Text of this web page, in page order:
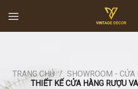
content
TRANG CHỦ / SHOWROOM - CỬA
THIẾT KẾ CỬA HÀNG RƯỢU